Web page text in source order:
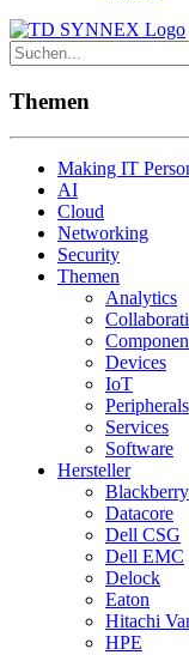
Themen
Making IT
AI
Cloud
Networking
Security
Themen
Analytics
Devices
IoT
Peripherals
Services
Software
Hersteller
Blackberry
Datacore
Dell CSG
Dell EMC
Delock
Eaton
Hitachi
HPE